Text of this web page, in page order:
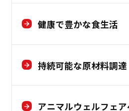
健康で豊かな食生活
持続可能な原材料調達
アニマルウェルフェ